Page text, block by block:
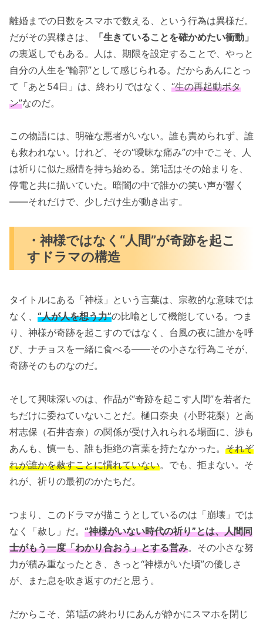
離婚までの日数をスマホで数える、という行為は異様だ。
だがその異様さは、
「生きていることを確かめたい衝動」
の裏返しでもある。人は、期限を設定することで、やっと
自分の人生を“輪郭”として感じられる。だからあんにとっ
て「あと54日」は、終わりではなく、 “生の再起動ボタ
ン”なのだ。
この物語には、明確な悪者がいない。誰も責められず、誰
も救われない。けれど、その“曖昧な痛み”の中でこそ、人
は祈りに似た感情を持ち始める。第1話はその始まりを、
停電と共に描いていた。暗闇の中で誰かの笑い声が響く
――それだけで、少しだけ生が動き出す。
・神様ではなく“人間”が奇跡を起こ
すドラマの構造
タイトルにある「神様」という言葉は、宗教的な意味では
なく、 “人が人を想う力”の比喩として機能している。つま
り、神様が奇跡を起こすのではなく、台風の夜に誰かを呼
び、ナチョスを一緒に食べる――その小さな行為こそが、
奇跡そのものなのだ。
そして興味深いのは、作品が“奇跡を起こす人間”を若者た
ちだけに委ねていないことだ。樋口奈央（小野花梨）と高
村志保（石井杏奈）の関係が受け入れられる場面に、渉も
あんも、慎一も、誰も拒絶の言葉を持たなかった。 それぞ
れが誰かを赦すことに慣れていない。でも、拒まない。そ
れが、祈りの最初のかたちだ。
つまり、このドラマが描こうとしているのは「崩壊」では
なく「赦し」だ。 “神様がいない時代の祈り”とは、人間同
士がもう一度「わかり合おう」とする営み。その小さな努
力が積み重なったとき、きっと“神様がいた頃”の優しさ
が、また息を吹き返すのだと思う。
だからこそ、第1話の終わりにあんが静かにスマホを閉じ